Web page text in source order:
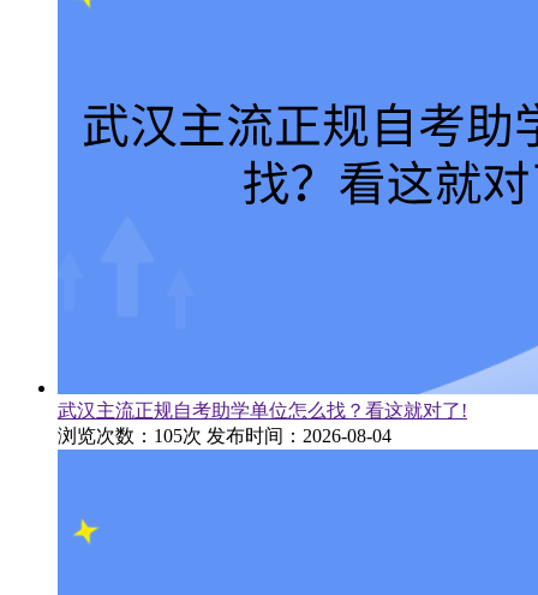
武汉主流正规自考助学单位怎么找？看这就对了!
浏览次数：105次 发布时间：2026-08-04